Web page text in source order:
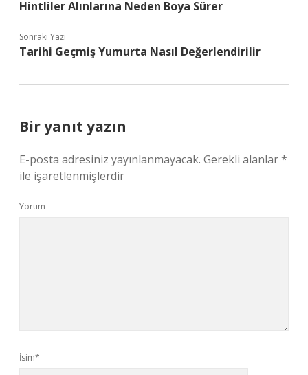
Hintliler Alınlarına Neden Boya Sürer
Sonraki Yazı
Tarihi Geçmiş Yumurta Nasıl Değerlendirilir
Bir yanıt yazın
E-posta adresiniz yayınlanmayacak. Gerekli alanlar*
ile işaretlenmişlerdir
Yorum
İsim*